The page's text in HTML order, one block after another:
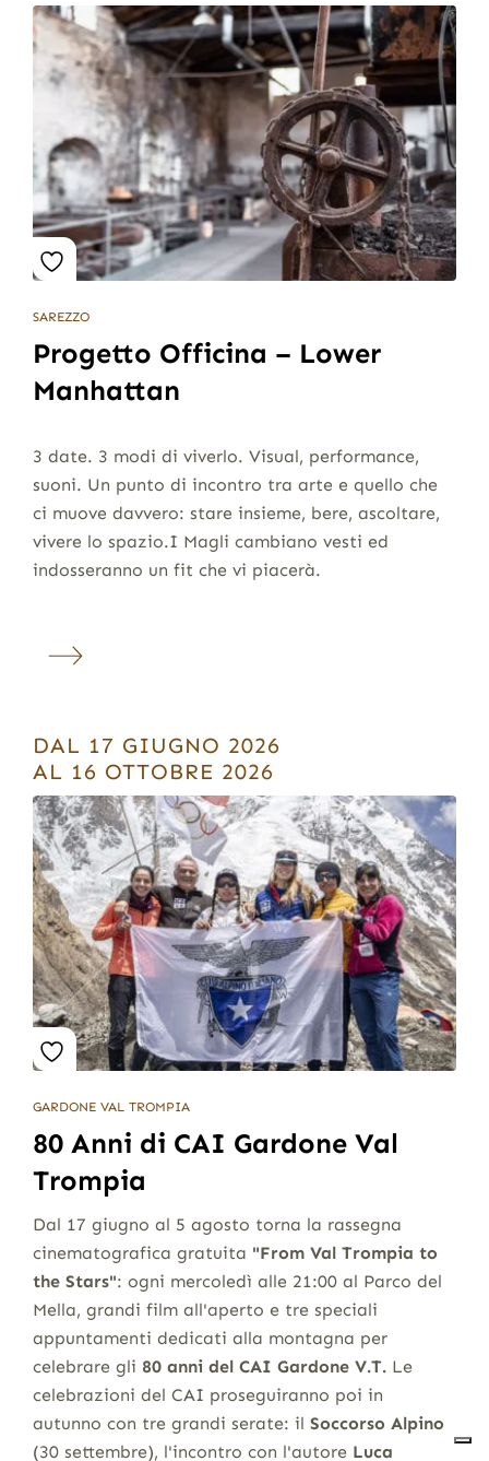
SAREZZO
Progetto Officina – Lower
Manhattan
3 date. 3 modi di viverlo. Visual, performance,
suoni. Un punto di incontro tra arte e quello che
ci muove davvero: stare insieme, bere, ascoltare,
vivere lo spazio.I Magli cambiano vesti ed
indosseranno un fit che vi piacerà.
DAL 17 GIUGNO 2026
AL 16 OTTOBRE 2026
GARDONE VAL TROMPIA
80 Anni di CAI Gardone Val
Trompia
Dal 17 giugno al 5 agosto torna la rassegna
cinematografica gratuita "From Val Trompia to
the Stars": ogni mercoledì alle 21:00 al Parco del
Mella, grandi film all'aperto e tre speciali
appuntamenti dedicati alla montagna per
celebrare gli 80 anni del CAI Gardone V.T.Le
celebrazioni del CAI proseguiranno poi in
autunno con tre grandi serate: il Soccorso Alpino
(30 settembre), l'incontro con l'autore Luca